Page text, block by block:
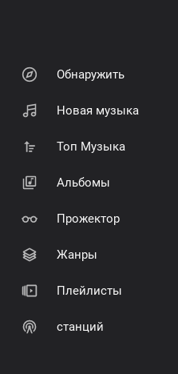
Обнаружить
Новая музыка
Топ Музыка
Альбомы
Прожектор
Жанры
Плейлисты
станций